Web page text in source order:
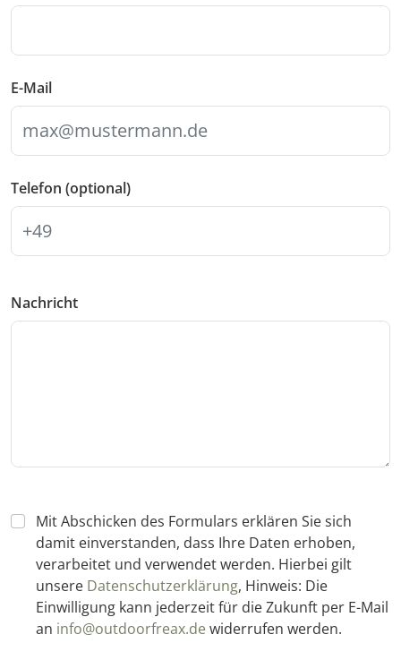
E-Mail
Telefon (optional)
Nachricht
Mit Abschicken des Formulars erklären Sie sich
damit einverstanden, dass Ihre Daten erhoben,
verarbeitet und verwendet werden. Hierbei gilt
unsere Datenschutzerklärung, Hinweis: Die
Einwilligung kann jederzeit für die Zukunft per E-Mail
an info@outdoorfreax.dewiderrufen werden.